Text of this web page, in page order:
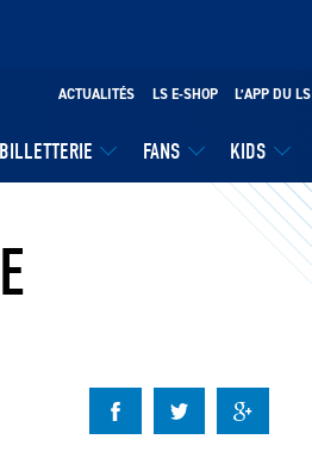
BILLETTERIE FANS KIDS
ACTUALITÉS LS E-SHOP L’APP DU LS